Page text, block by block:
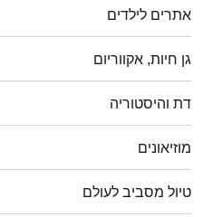
אתרים לילדים
גן חיות, אקווריום
דת והיסטוריה
מוזיאונים
טיול מסביב לעולם